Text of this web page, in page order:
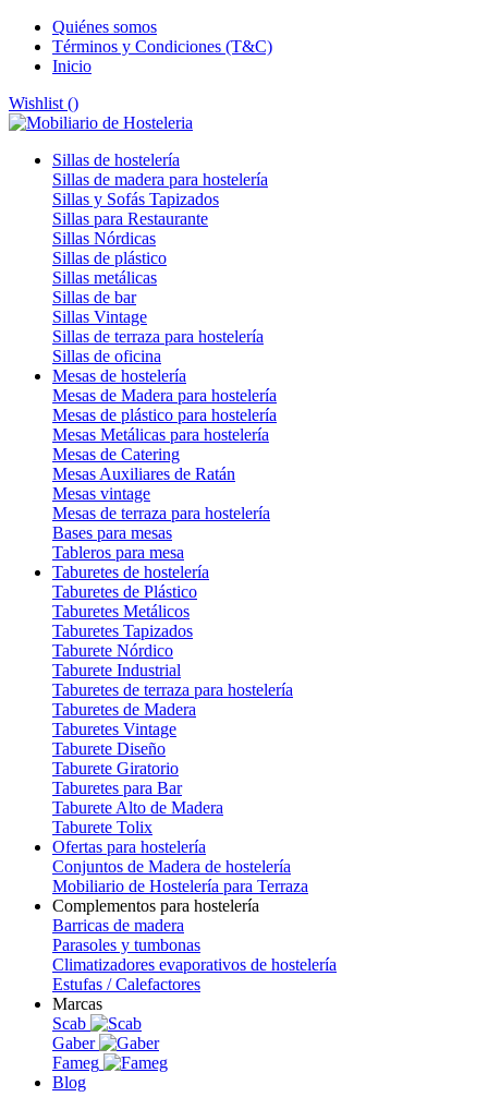
Quiénes somos
Términos y Condiciones (T&C)
Inicio
Wishlist ()
Sillas de hostelería
Sillas de madera para hostelería
Sillas y Sofás Tapizados
Sillas para Restaurante
Sillas Nórdicas
Sillas de plástico
Sillas metálicas
Sillas de bar
Sillas Vintage
Sillas de terraza para hostelería
Sillas de oficina
Mesas de hostelería
Mesas de Madera para hostelería
Mesas de plástico para hostelería
Mesas Metálicas para hostelería
Mesas de Catering
Mesas Auxiliares de Ratán
Mesas vintage
Mesas de terraza para hostelería
Bases para mesas
Tableros para mesa
Taburetes de hostelería
Taburetes de Plástico
Taburetes Metálicos
Taburetes Tapizados
Taburete Nórdico
Taburete Industrial
Taburetes de terraza para hostelería
Taburetes de Madera
Taburetes Vintage
Taburete Diseño
Taburete Giratorio
Taburetes para Bar
Taburete Alto de Madera
Taburete Tolix
Ofertas para hostelería
Conjuntos de Madera de hostelería
Mobiliario de Hostelería para Terraza
Complementos para hostelería
Barricas de madera
Parasoles y tumbonas
Climatizadores evaporativos de hostelería
Estufas / Calefactores
Marcas
Scab
Gaber
Fameg
Blog